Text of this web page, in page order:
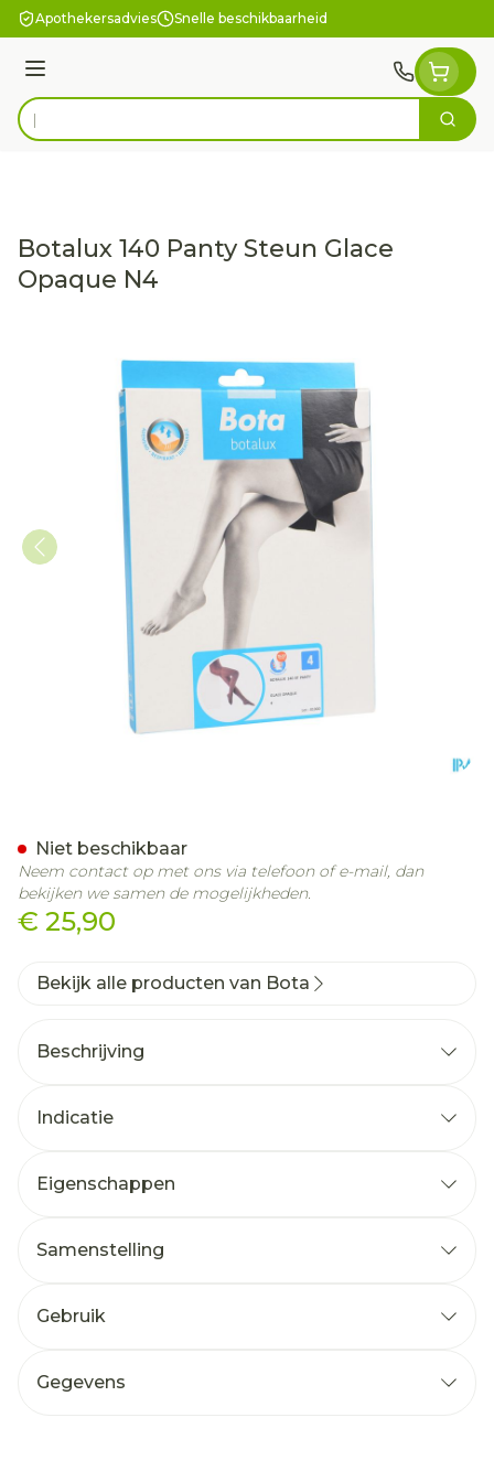
Ga naar de inhoud
Apothekersadvies Snelle beschikbaarheid
Menu
Product, merk, categorie... Zoek
Botalux 140 Panty Steun Glace
Opaque N4
€ 25,90
Niet beschikbaar
Neem contact op met ons via telefoon of e-mail, dan
bekijken we samen de mogelijkheden.
Bekijk alle producten van Bota
Beschrijving
Indicatie
Eigenschappen
Samenstelling
Gebruik
Gegevens